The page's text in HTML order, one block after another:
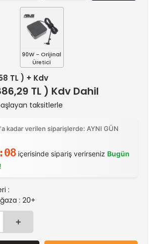
90W - Orijinal
Üretici
TL ) + Kdv
TL ) Kdv Dahil
taksitlerle
kadar verilen siparişlerde: AYNI GÜN
içerisinde sipariş verirseniz Bugün
:
: 20+